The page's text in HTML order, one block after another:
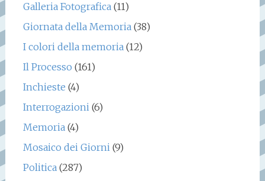
Galleria Fotografica(11)
Giornata della Memoria(38)
I colori della memoria(12)
Il Processo (161)
Inchieste (4)
Interrogazioni(6)
Memoria(4)
Mosaico dei Giorni(9)
Politica(287)